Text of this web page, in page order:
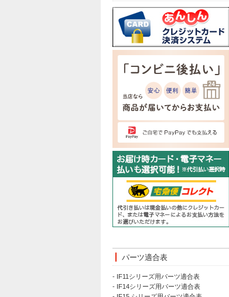
パーツ適合表
- IF11シリーズ用パーツ適合表
- IF14シリーズ用パーツ適合表